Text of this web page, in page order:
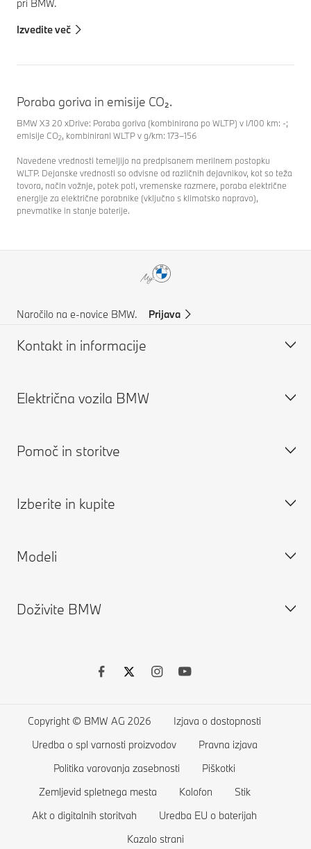
pri BMW.
Izvedite več
Poraba goriva in emisije CO₂.
BMW X3 20 xDrive: Poraba goriva (kombinirana po WLTP) v l/100 km: -;
emisije CO2, kombinirani WLTP v g/km: 173–156
Navedene vrednosti temeljijo na predpisanem merilnem postopku
WLTP. Dejanske vrednosti so odvisne od različnih dejavnikov, kot so teža
tovora, način vožnje, potek poti, vremenske razmere, poraba električne
energije za električne porabnike (vključno s klimatsko napravo),
pnevmatike in stanje baterije.
Naročilo na e-novice BMW. Prijava
Kontakt in informacije
Pomoč in kontakti
Pogosta vprašanja
Pomoč ob nesreči
Električna vozila BMW
Električna vozila BMW
Polnjenje doma
Stroški električnih vozil
Pomoč in storitve
Rezervirajte servisni termin
ConnectedDrive
Aplikacija Drivers Guide
Izberite in kupite
Sestavite svoje vozilo
Iskanje rabljenih vozil
Seznam želja
Trgovina
Aktualne ponudbe BMW
Primerjaj vozila
Trgovina BMW Lifestyle
Modeli
BMW serije X
BMW serije 2
BMW serije 1
BMW serije M
Limuzine BMW
Konceptna vozila BMW
Doživite BMW
Copyright © BMW AG 2026
Izjava o dostopnosti
Uredba o spl varnosti proizvodov
Pravna izjava
Politika varovanja zasebnosti
Piškotki
Zemljevid spletnega mesta
Kolofon
Stik
Akt o digitalnih storitvah
Uredba EU o baterijah
Kazalo strani